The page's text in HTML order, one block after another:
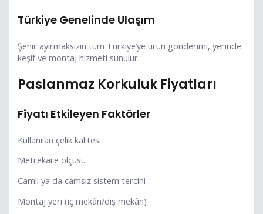
Türkiye Genelinde Ulaşım
Şehir ayırmaksızın tüm Türkiye’ye ürün gönderimi, yerinde
keşif ve montaj hizmeti sunulur.
Paslanmaz Korkuluk Fiyatları
Fiyatı Etkileyen Faktörler
Kullanılan çelik kalitesi
Metrekare ölçüsü
Camlı ya da camsız sistem tercihi
Montaj yeri (iç mekân/dış mekân)